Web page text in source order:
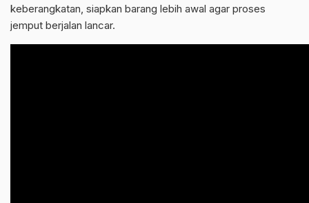
keberangkatan, siapkan barang lebih awal agar proses
jemput berjalan lancar.